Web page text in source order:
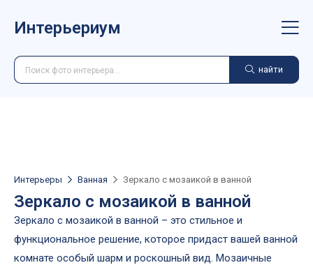
Интерьериум
найти
Интерьеры Ванная Зеркало с мозаикой в ванной
Зеркало с мозаикой в ванной
Зеркало с мозаикой в ванной – это стильное и
функциональное решение, которое придаст вашей ванной
комнате особый шарм и роскошный вид. Мозаичные